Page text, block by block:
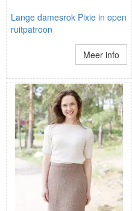
Lange damesrok Pixie in open
ruitpatroon
Meer info